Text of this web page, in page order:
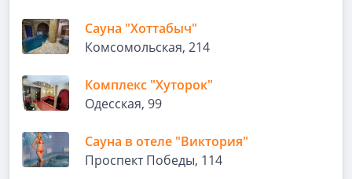
Сауна "Хоттабыч"
Комсомольская, 214
Комплекс "Хуторок"
Одесская, 99
Сауна в отеле "Виктория"
Проспект Победы, 114